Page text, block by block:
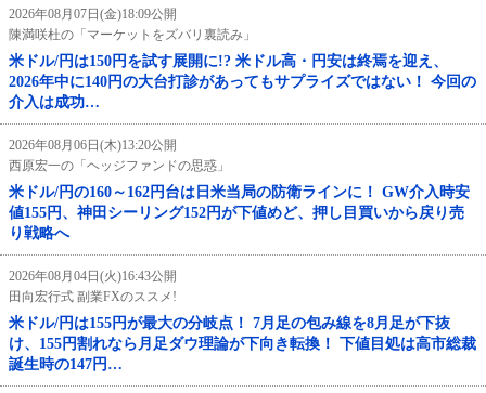
2026年08月07日(金)18:09公開
陳満咲杜の「マーケットをズバリ裏読み」
米ドル/円は150円を試す展開に!? 米ドル高・円安は終焉を迎え、
2026年中に140円の大台打診があってもサプライズではない！ 今回の
介入は成功…
2026年08月06日(木)13:20公開
西原宏一の「ヘッジファンドの思惑」
米ドル/円の160～162円台は日米当局の防衛ラインに！ GW介入時安
値155円、神田シーリング152円が下値めど、押し目買いから戻り売
り戦略へ
2026年08月04日(火)16:43公開
田向宏行式 副業FXのススメ!
米ドル/円は155円が最大の分岐点！ 7月足の包み線を8月足が下抜
け、155円割れなら月足ダウ理論が下向き転換！ 下値目処は高市総裁
誕生時の147円…